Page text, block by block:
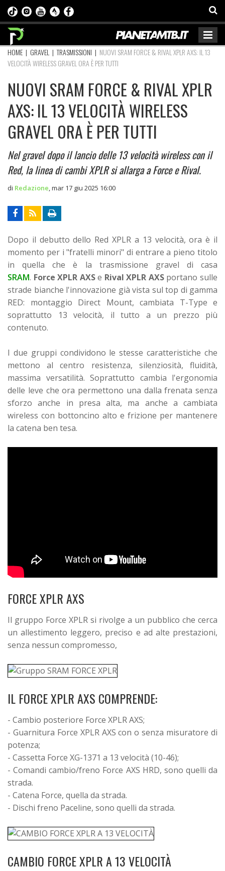
HOME | GRAVEL |TRASMISSIONI | NUOVI SRAM FORCE & RIVAL XPLR AXS: IL 13
VELOCITÀ WIRELESS GRAVEL ORA È PER TUTTI
NUOVI SRAM FORCE & RIVAL XPLR
AXS: IL 13 VELOCITÀ WIRELESS
GRAVEL ORA È PER TUTTI
Nel gravel dopo il lancio delle 13 velocità wireless con il
Red, la linea di cambi XPLR si allarga a Force e Rival.
di Redazione mar 17 giu 2025 16:00
Dopo il debutto dello Red XPLR a 13 velocità, ora è il
momento per i "fratelli minori" di entrare a pieno titolo
in quella che è la trasmissione gravel di casa
SRAM. Force XPLR AXSe Rival XPLR AXSportano sulle
strade bianche l'innovazione già vista sul top di gamma
RED: montaggio Direct Mount, cambiata T-Type e
soprattutto 13 velocità, il tutto a un prezzo più
contenuto.
I due gruppi condividono le stesse caratteristiche che
mettono al centro resistenza, silenziosità, fluidità,
massima versatilità. Soprattutto cambia l'ergonomia
delle leve che ora permettono una dalla frenata senza
sforzo anche in presa alta, ma anche a cambiata
wireless con bottoncino alto e frizione per mantenere
la catena ben tesa.
FORCE XPLR AXS
Il gruppo Force XPLR si rivolge a un pubblico che cerca
un allestimento leggero, preciso e ad alte prestazioni,
senza nessun compromesso,
IL FORCE XPLR AXS COMPRENDE:
- Cambio posteriore Force XPLR AXS;
- Guarnitura Force XPLR AXS con o senza misuratore di
potenza;
- Cassetta Force XG-1371 a 13 velocità (10-46);
- Comandi cambio/freno Force AXS HRD, sono quelli da
strada.
- Catena Force, quella da strada.
- Dischi freno Paceline, sono quelli da strada.
CAMBIO FORCE XPLR A 13 VELOCITÀ